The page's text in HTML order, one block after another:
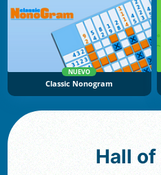
NUEVO
Classic Nonogram
Hall of